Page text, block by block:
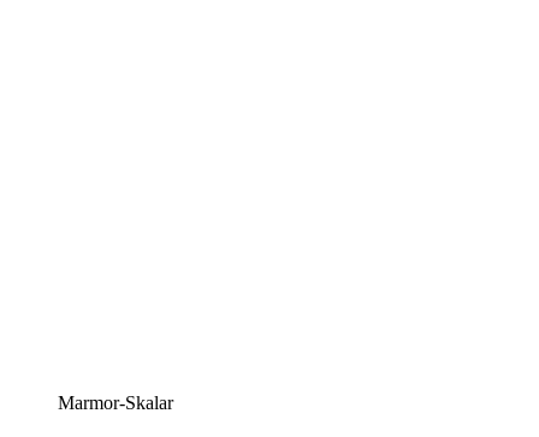
Marmor-Skalar